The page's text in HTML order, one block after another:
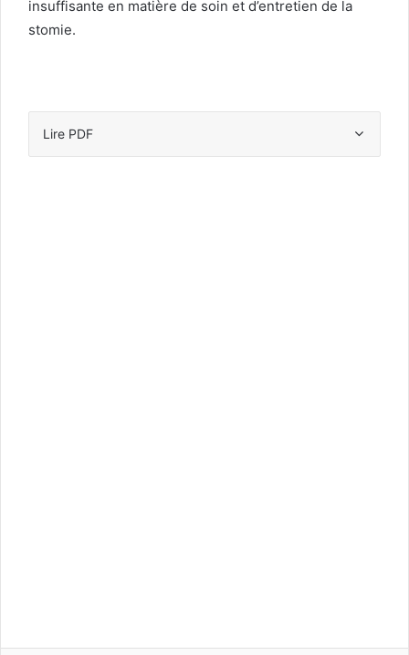
insuffisante en matière de soin et d’entretien de la
stomie.
Lire PDF